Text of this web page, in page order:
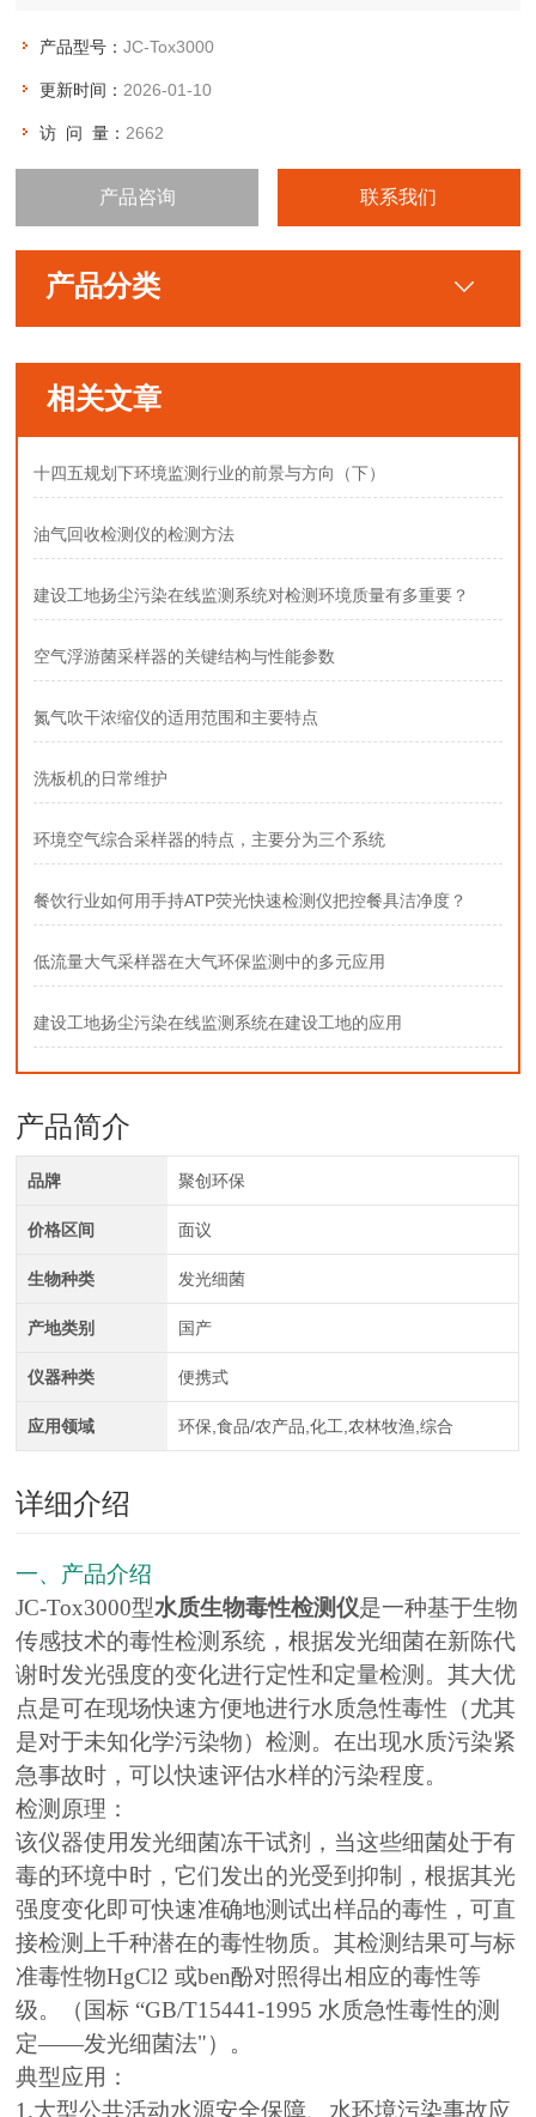
产品型号：JC-Tox3000
更新时间： 2026-01-10
访 问 量： 2662
产品咨询 联系我们
产品分类
相关文章
十四五规划下环境监测行业的前景与方向（下）
油气回收检测仪的检测方法
建设工地扬尘污染在线监测系统对检测环境质量有多重要？
空气浮游菌采样器的关键结构与性能参数
氮气吹干浓缩仪的适用范围和主要特点
洗板机的日常维护
环境空气综合采样器的特点，主要分为三个系统
餐饮行业如何用手持ATP荧光快速检测仪把控餐具洁净度？
低流量大气采样器在大气环保监测中的多元应用
建设工地扬尘污染在线监测系统在建设工地的应用
产品简介
品牌 聚创环保
价格区间 面议
生物种类 发光细菌
产地类别 国产
仪器种类 便携式
应用领域 环保,食品/农产品,化工,农林牧渔,综合
详细介绍
一、产品介绍
JC-Tox3000型水质生物毒性检测仪是一种基于生物
传感技术的毒性检测系统，根据发光细菌在新陈代
谢时发光强度的变化进行定性和定量检测。其大优
点是可在现场快速方便地进行水质急性毒性（尤其
是对于未知化学污染物）检测。在出现水质污染紧
急事故时，可以快速评估水样的污染程度。
检测原理：
该仪器使用发光细菌冻干试剂，当这些细菌处于有
毒的环境中时，它们发出的光受到抑制，根据其光
强度变化即可快速准确地测试出样品的毒性，可直
接检测上千种潜在的毒性物质。其检测结果可与标
准毒性物HgCl2 或ben酚对照得出相应的毒性等
级。（国标 “GB/T15441-1995 水质急性毒性的测
定——发光细菌法"）。
典型应用：
1.大型公共活动水源安全保障、水环境污染事故应